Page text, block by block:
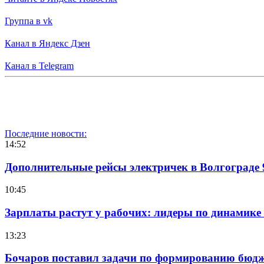
Группа в vk
Канал в Яндекс Дзен
Канал в Telegram
Последние новости:
14:52
Дополнительные рейсы электричек в
10:45
Зарплаты растут у рабочих: лидеры по
13:23
Бочаров поставил задачи по формированию